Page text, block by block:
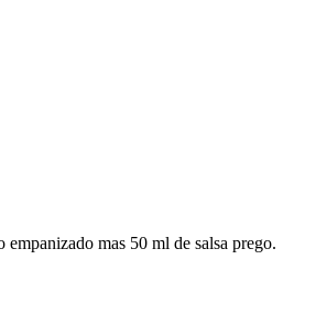
empanizado mas 50 ml de salsa prego.